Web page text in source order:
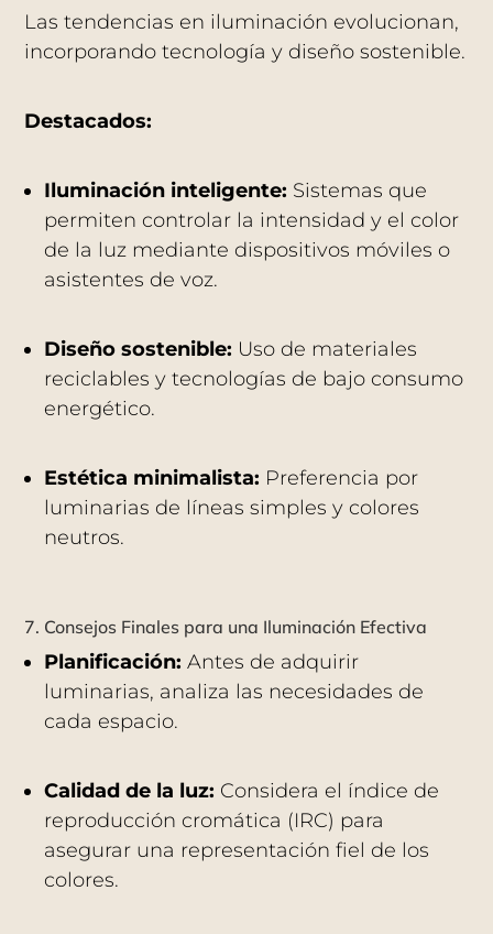
Las tendencias en iluminación evolucionan,
incorporando tecnología y diseño sostenible.
Destacados:
Iluminación inteligente: Sistemas que
permiten controlar la intensidad y el color
de la luz mediante dispositivos móviles o
asistentes de voz.
Diseño sostenible: Uso de materiales
reciclables y tecnologías de bajo consumo
energético.
Estética minimalista: Preferencia por
luminarias de líneas simples y colores
neutros.
7. Consejos Finales para una Iluminación Efectiva
Planificación: Antes de adquirir
luminarias, analiza las necesidades de
cada espacio.
Calidad de la luz: Considera el índice de
reproducción cromática (IRC) para
asegurar una representación fiel de los
colores.